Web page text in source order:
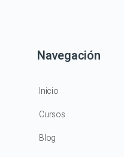
Navegación
Inicio
Cursos
Blog